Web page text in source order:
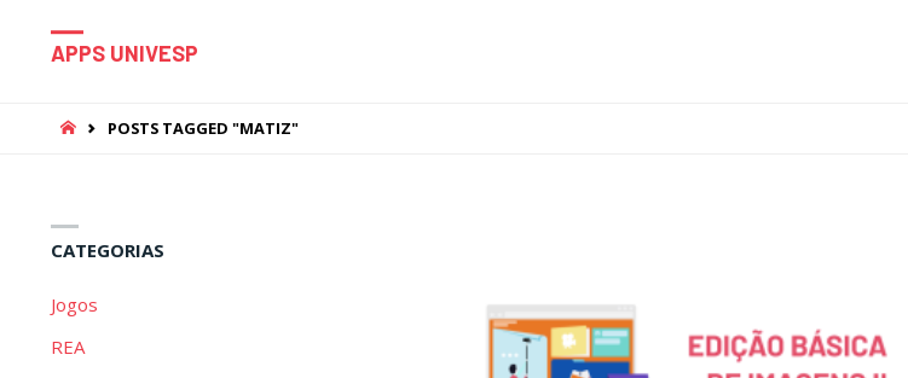
APPS UNIVESP
HOMEPOSTS TAGGED "MATIZ"
CATEGORIAS
Jogos
REA